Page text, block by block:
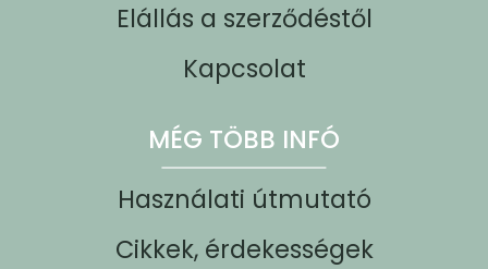
Elállás a szerződéstől
Kapcsolat
MÉG TÖBB INFÓ
Használati útmutató
Cikkek, érdekességek